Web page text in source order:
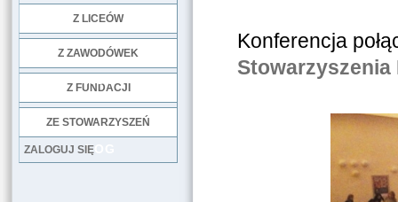
Z LICEÓW
Z ZAWODÓWEK
Z FUNDACJI
ZE STOWARZYSZEŃ
LOG
ZALOGUJ SIĘ
Konferencja